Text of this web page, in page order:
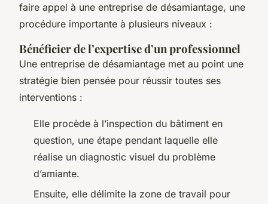
faire appel à une entreprise de désamiantage, une
procédure importante à plusieurs niveaux :
Bénéficier de l’expertise d’un professionnel
Une entreprise de désamiantage met au point une
stratégie bien pensée pour réussir toutes ses
interventions :
Elle procède à l’inspection du bâtiment en
question, une étape pendant laquelle elle
réalise un diagnostic visuel du problème
d’amiante.
Ensuite, elle délimite la zone de travail pour